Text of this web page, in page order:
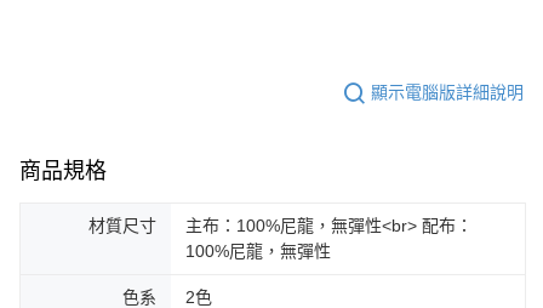
顯示電腦版詳細說明
商品規格
材質尺寸
主布：100%尼龍，無彈性<br> 配布：
100%尼龍，無彈性
色系 2色